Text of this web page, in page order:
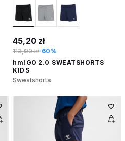
45,20 zł
113,00 zł-60%
hmlGO 2.0 SWEATSHORTS
KIDS
Sweatshorts